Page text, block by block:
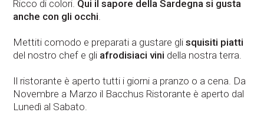
Ricco di colori. Qui il sapore della Sardegna si gusta
anche con gli occhi.
Mettiti comodo e preparati a gustare gli squisiti piatti
del nostro chef e gli afrodisiaci vini della nostra terra.
Il ristorante è aperto tutti i giorni a pranzo o a cena. Da
Novembre a Marzo il Bacchus Ristorante è aperto dal
Lunedì al Sabato.